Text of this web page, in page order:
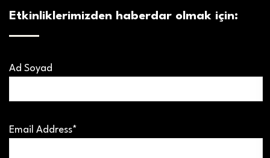
Etkinliklerimizden haberdar olmak için:
Ad Soyad
Email Address*